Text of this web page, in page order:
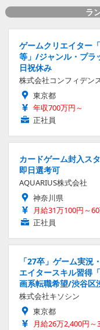
ラ
ゲームクリエイター
等」/ジャンル・プラ
日祝休み
株式会社コンフィデン
東京都
年収700万円～
正社員
カードゲーム封入ス
即日選考可
AQUARIUS株式会社
神奈川県
月給31万100円～
正社員
「27卒」ゲーム実況
エイタースキル習得
画系転職希望/渋谷区
株式会社キソシン
東京都
月給26万2,400円～